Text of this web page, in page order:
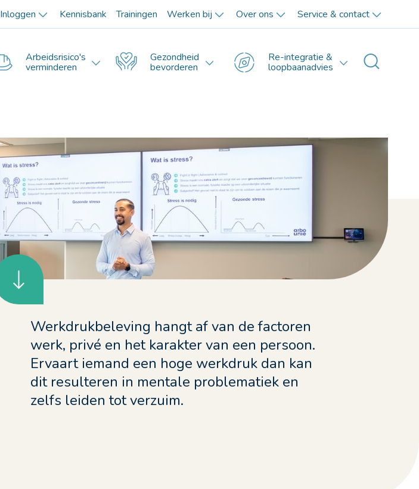
Inloggen Kennisbank Trainingen Werken bij Over ons Service & contact
Arbeidsrisico's
verminderen
Gezondheid
bevorderen
Re-integratie &
loopbaanadvies
Werkdrukbeleving hangt af van de factoren
werk, privé en het karakter van een persoon.
Ervaart iemand een hoge werkdruk dan kan
dit resulteren in mentale problematiek en
zelfs leiden tot verzuim.